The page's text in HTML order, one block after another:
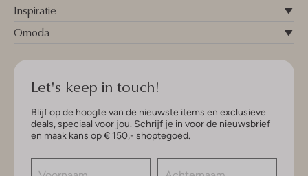
Inspiratie
Omoda
Let's keep in touch!
Blijf op de hoogte van de nieuwste items en exclusieve
deals, speciaal voor jou. Schrijf je in voor de nieuwsbrief
en maak kans op € 150,- shoptegoed.